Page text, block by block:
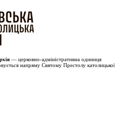
— церковно-адміністративна одиниця
напряму Святому Престолу католицької